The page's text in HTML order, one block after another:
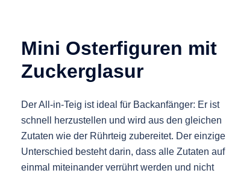
Mini Osterfiguren mit
Zuckerglasur
Der All-in-Teig ist ideal für Backanfänger: Er ist
schnell herzustellen und wird aus den gleichen
Zutaten wie der Rührteig zubereitet. Der einzige
Unterschied besteht darin, dass alle Zutaten auf
einmal miteinander verrührt werden und nicht